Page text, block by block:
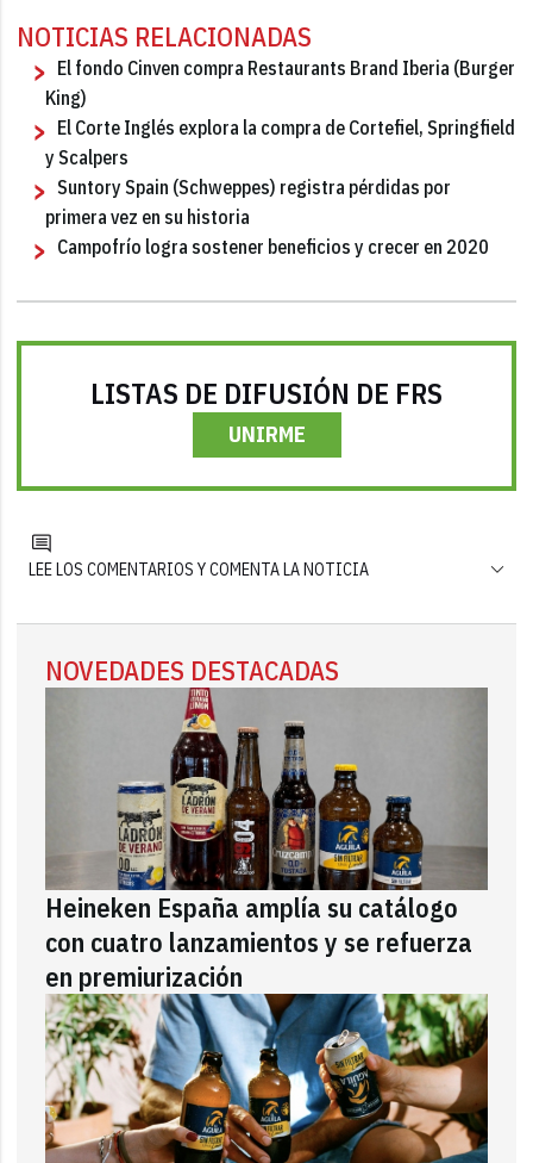
NOTICIAS RELACIONADAS
El fondo Cinven compra Restaurants Brand Iberia (Burger
King)
El Corte Inglés explora la compra de Cortefiel, Springfield
y Scalpers
Suntory Spain (Schweppes) registra pérdidas por
primera vez en su historia
Campofrío logra sostener beneficios y crecer en 2020
LISTAS DE DIFUSIÓN DE FRS
UNIRME
LEE LOS COMENTARIOS Y COMENTA LA NOTICIA
NOVEDADES DESTACADAS
Heineken España amplía su catálogo
con cuatro lanzamientos y se refuerza
en premiurización